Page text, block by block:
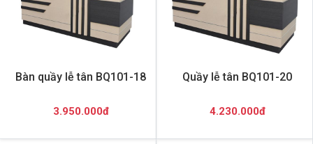
Bàn quầy lễ tân BQ101-18
3.950.000đ
Quầy lễ tân BQ101-20
4.230.000đ